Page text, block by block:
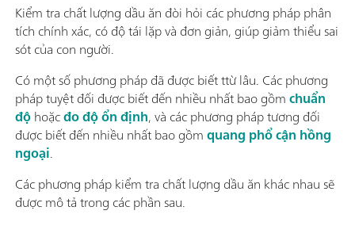
Kiểm tra chất lượng dầu ăn đòi hỏi các phương pháp phân
tích chính xác, có độ tái lặp và đơn giản, giúp giảm thiểu sai
sót của con người.
Có một số phương pháp đã được biết ttừ lâu. Các phương
pháp tuyệt đối được biết đến nhiều nhất bao gồmchuẩn
độhoặcđo độ ổn định, và các phương pháp tương đối
được biết đến nhiều nhất bao gồmquang phổ cận hồng
ngoại.
Các phương pháp kiểm tra chất lượng dầu ăn khác nhau sẽ
được mô tả trong các phần sau.